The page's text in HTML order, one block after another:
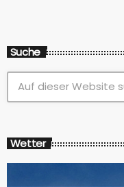
Suche
Wetter